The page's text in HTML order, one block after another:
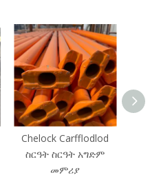
Chelock Carfflodlod
ስርዓት ስርዓት አግድም
መምሪያ